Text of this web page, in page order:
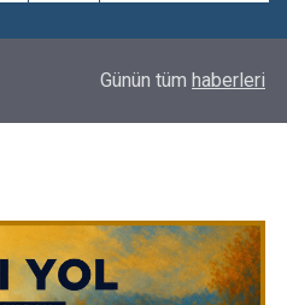
BEYLİKDÜZÜ’NDE YAZ
Günün tüm haberleri